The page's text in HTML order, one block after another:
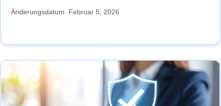
Änderungsdatum: Februar 5, 2026